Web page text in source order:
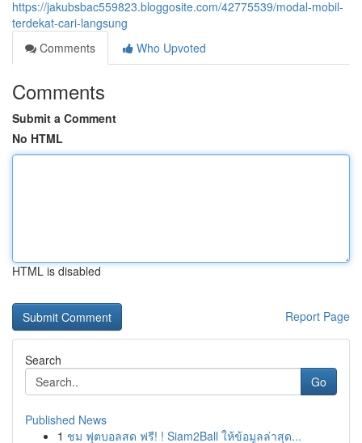
https://jakubsbac559823.bloggosite.com/42775539/modal-mobil-
terdekat-cari-langsung
Comments
Who Upvoted
Comments
Submit a Comment
No HTML
HTML is disabled
Report Page
Search
Go
Published News
1 ชม ฟุตบอลสด ฟรี! ! Siam2Ball ให้ข้อมูลล่าสุด...